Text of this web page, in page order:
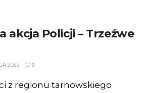
akcja Policji – Trzeźwe
2023 0
z regionu tarnowskiego